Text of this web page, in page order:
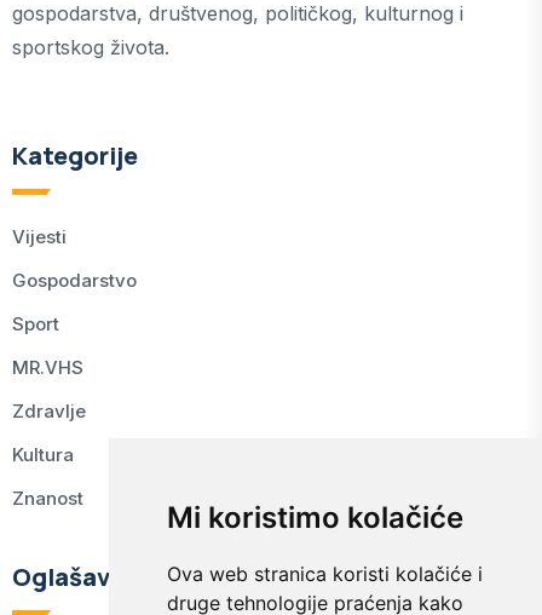
Mi koristimo kolačiće
Ova web stranica koristi kolačiće i
druge tehnologije praćenja kako
gospodarstva, društvenog, političkog, kulturnog i
sportskog života.
Kategorije
Vijesti
Gospodarstvo
Sport
MR.VHS
Zdravlje
Kultura
Znanost
Oglašavanje